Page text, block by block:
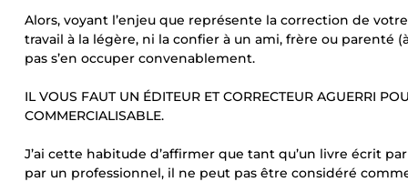
Alors, voyant l’enjeu que représente la correction de
travail à la légère, ni la confier à un ami, frère ou parenté
pas s’en occuper convenablement.
IL VOUS FAUT UN ÉDITEUR ET CORRECTEUR AGUERRI
COMMERCIALISABLE.
J’ai cette habitude d’affirmer que tant qu’un livre écrit
par un professionnel, il ne peut pas être considéré